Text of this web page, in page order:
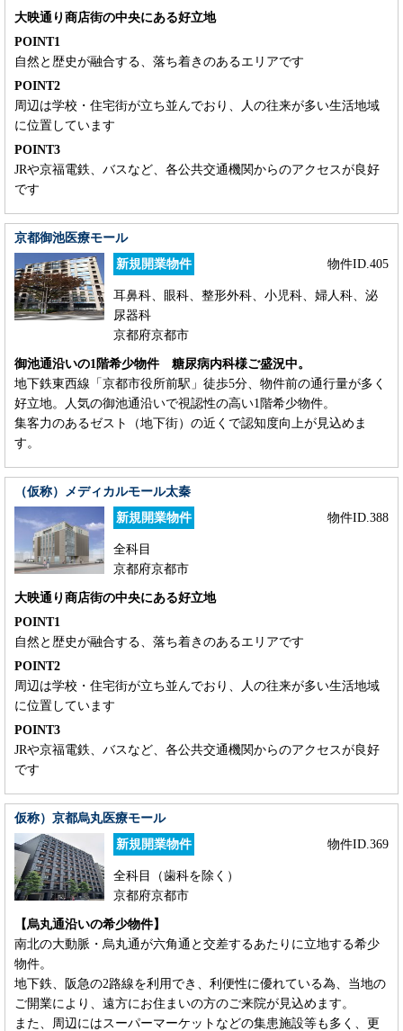
大映通り商店街の中央にある好立地
POINT1
自然と歴史が融合する、落ち着きのあるエリアです
POINT2
周辺は学校・住宅街が立ち並んでおり、人の往来が多い生活地域
に位置しています
POINT3
JRや京福電鉄、バスなど、各公共交通機関からのアクセスが良好
です
京都御池医療モール
物件ID.405
新規開業物件
耳鼻科、眼科、整形外科、小児科、婦人科、泌
尿器科
京都府京都市
御池通沿いの1階希少物件 糖尿病内科様ご盛況中。
地下鉄東西線「京都市役所前駅」徒歩5分、物件前の通行量が多く
好立地。人気の御池通沿いで視認性の高い1階希少物件。
集客力のあるゼスト（地下街）の近くで認知度向上が見込めま
す。
（仮称）メディカルモール太秦
物件ID.388
新規開業物件
全科目
京都府京都市
大映通り商店街の中央にある好立地
POINT1
自然と歴史が融合する、落ち着きのあるエリアです
POINT2
周辺は学校・住宅街が立ち並んでおり、人の往来が多い生活地域
に位置しています
POINT3
JRや京福電鉄、バスなど、各公共交通機関からのアクセスが良好
です
仮称）京都烏丸医療モール
物件ID.369
新規開業物件
全科目（歯科を除く）
京都府京都市
【烏丸通沿いの希少物件】
南北の大動脈・烏丸通が六角通と交差するあたりに立地する希少
物件。
地下鉄、阪急の2路線を利用でき、利便性に優れている為、当地の
ご開業により、遠方にお住まいの方のご来院が見込めます。
また、周辺にはスーパーマーケットなどの集患施設等も多く、更